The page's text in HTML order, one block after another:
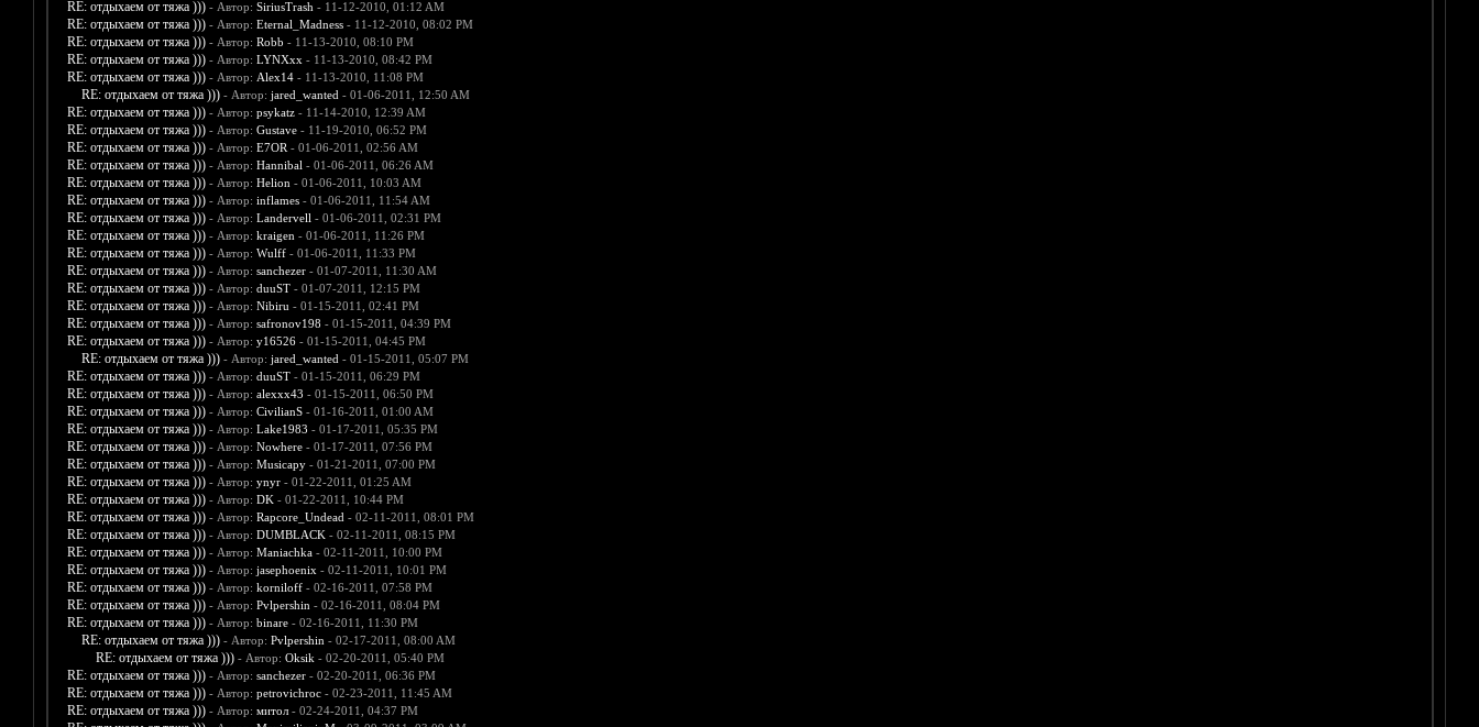
RE: отдыхаем от тяжа ))) - Автор: SiriusTrash - 11-12-2010, 01:12 AM
RE: отдыхаем от тяжа ))) - Автор: Eternal_Madness- 11-12-2010, 08:02 PM
RE: отдыхаем от тяжа ))) - Автор: Robb - 11-13-2010, 08:10 PM
RE: отдыхаем от тяжа ))) - Автор: LYNXxx - 11-13-2010, 08:42 PM
RE: отдыхаем от тяжа ))) - Автор: Alex14- 11-13-2010, 11:08 PM
RE: отдыхаем от тяжа ))) - Автор: jared_wanted - 01-06-2011, 12:50 AM
RE: отдыхаем от тяжа ))) - Автор: psykatz- 11-14-2010, 12:39 AM
RE: отдыхаем от тяжа ))) - Автор: Gustave- 11-19-2010, 06:52 PM
RE: отдыхаем от тяжа ))) - Автор: E7OR - 01-06-2011, 02:56 AM
RE: отдыхаем от тяжа ))) - Автор: Hannibal - 01-06-2011, 06:26 AM
RE: отдыхаем от тяжа ))) - Автор: Helion - 01-06-2011, 10:03 AM
RE: отдыхаем от тяжа ))) - Автор: inflames- 01-06-2011, 11:54 AM
RE: отдыхаем от тяжа ))) - Автор: Landervell - 01-06-2011, 02:31 PM
RE: отдыхаем от тяжа ))) - Автор: kraigen - 01-06-2011, 11:26 PM
RE: отдыхаем от тяжа ))) - Автор: Wulff- 01-06-2011, 11:33 PM
RE: отдыхаем от тяжа ))) - Автор: sanchezer- 01-07-2011, 11:30 AM
RE: отдыхаем от тяжа ))) - Автор: duuST- 01-07-2011, 12:15 PM
RE: отдыхаем от тяжа ))) - Автор: Nibiru - 01-15-2011, 02:41 PM
RE: отдыхаем от тяжа ))) - Автор: safronov198 - 01-15-2011, 04:39 PM
RE: отдыхаем от тяжа ))) - Автор: y16526- 01-15-2011, 04:45 PM
RE: отдыхаем от тяжа ))) - Автор: jared_wanted - 01-15-2011, 05:07 PM
RE: отдыхаем от тяжа ))) - Автор: duuST- 01-15-2011, 06:29 PM
RE: отдыхаем от тяжа ))) - Автор: alexxx43 - 01-15-2011, 06:50 PM
RE: отдыхаем от тяжа ))) - Автор: CivilianS- 01-16-2011, 01:00 AM
RE: отдыхаем от тяжа ))) - Автор: Lake1983 - 01-17-2011, 05:35 PM
RE: отдыхаем от тяжа ))) - Автор: Nowhere- 01-17-2011, 07:56 PM
RE: отдыхаем от тяжа ))) - Автор: Musicapy- 01-21-2011, 07:00 PM
RE: отдыхаем от тяжа ))) - Автор: ynyr- 01-22-2011, 01:25 AM
RE: отдыхаем от тяжа ))) - Автор: DK- 01-22-2011, 10:44 PM
RE: отдыхаем от тяжа ))) - Автор: Rapcore_Undead - 02-11-2011, 08:01 PM
RE: отдыхаем от тяжа ))) - Автор: DUMBLACK- 02-11-2011, 08:15 PM
RE: отдыхаем от тяжа ))) - Автор: Maniachka- 02-11-2011, 10:00 PM
RE: отдыхаем от тяжа ))) - Автор: jasephoenix - 02-11-2011, 10:01 PM
RE: отдыхаем от тяжа ))) - Автор: korniloff- 02-16-2011, 07:58 PM
RE: отдыхаем от тяжа ))) - Автор: Pvlpershin - 02-16-2011, 08:04 PM
RE: отдыхаем от тяжа ))) - Автор: binare- 02-16-2011, 11:30 PM
RE: отдыхаем от тяжа ))) - Автор: Pvlpershin - 02-17-2011, 08:00 AM
RE: отдыхаем от тяжа ))) - Автор: Oksik - 02-20-2011, 05:40 PM
RE: отдыхаем от тяжа ))) - Автор: sanchezer- 02-20-2011, 06:36 PM
RE: отдыхаем от тяжа ))) - Автор: petrovichroc- 02-23-2011, 11:45 AM
RE: отдыхаем от тяжа ))) - Автор: митол- 02-24-2011, 04:37 PM